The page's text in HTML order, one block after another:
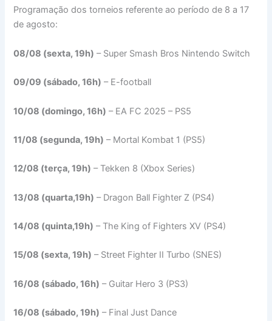
Programação dos torneios referente ao período de 8 a 17
de agosto:
08/08 (sexta, 19h) – Super Smash Bros Nintendo Switch
09/09 (sábado, 16h) – E-football
10/08 (domingo, 16h) – EA FC 2025 – PS5
11/08 (segunda, 19h) – Mortal Kombat 1 (PS5)
12/08 (terça, 19h) – Tekken 8 (Xbox Series)
13/08 (quarta,19h) – Dragon Ball Fighter Z (PS4)
14/08 (quinta,19h) – The King of Fighters XV (PS4)
15/08 (sexta, 19h) – Street Fighter II Turbo (SNES)
16/08 (sábado, 16h) – Guitar Hero 3 (PS3)
16/08 (sábado, 19h) – Final Just Dance